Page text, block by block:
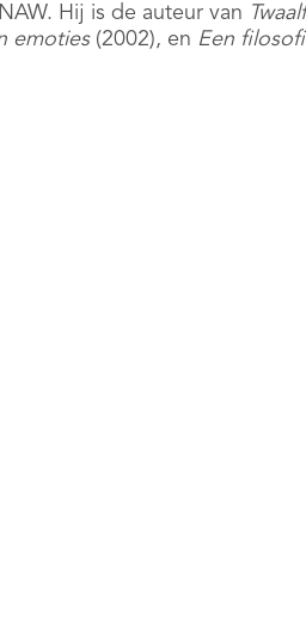
Hij is de auteur van
emoties(2002), en Een